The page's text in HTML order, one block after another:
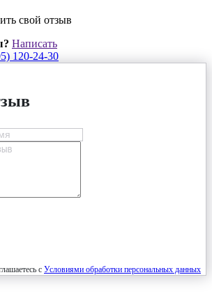
свой отзыв
Написать
120-24-30
с Условиями обработки персональных данных